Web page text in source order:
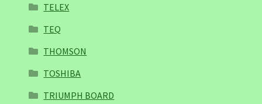
TELEX
TEQ
THOMSON
TOSHIBA
TRIUMPH BOARD